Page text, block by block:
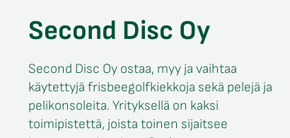
Second Disc Oy
Second Disc Oy ostaa, myy ja vaihtaa
käytettyjä frisbeegolfkiekkoja sekä pelejä ja
pelikonsoleita. Yrityksellä on kaksi
toimipistettä, joista toinen sijaitsee